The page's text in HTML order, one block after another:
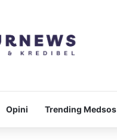
Opini Trending Medsos